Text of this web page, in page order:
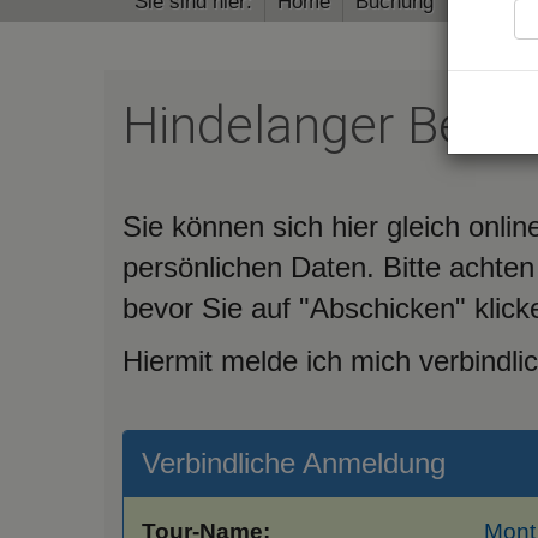
Hindelanger
Sie können sich hier gleich
persönlichen Daten. Bitte
bevor Sie auf "Abschicken"
Hiermit melde ich mich
Verbindliche Anmeldung
Tour-Name: